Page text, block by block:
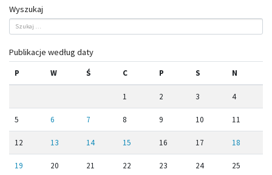
Wyszukaj
Publikacje według daty
P W Ś C P S N
1 2 3 4
5 6 7 8 9 10 11
12 13 14 15 16 17 18
19 20 21 22 23 24 25